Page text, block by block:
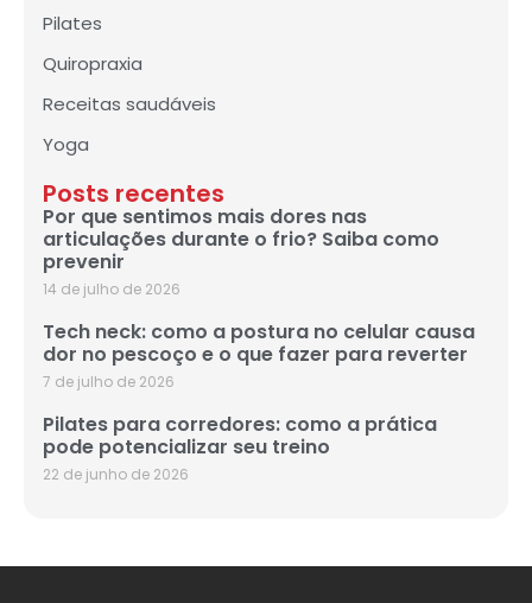
Pilates
Quiropraxia
Receitas saudáveis
Yoga
Posts recentes
Por que sentimos mais dores nas
articulações durante o frio? Saiba como
prevenir
14 de julho de 2026
Tech neck: como a postura no celular causa
dor no pescoço e o que fazer para reverter
7 de julho de 2026
Pilates para corredores: como a prática
pode potencializar seu treino
22 de junho de 2026